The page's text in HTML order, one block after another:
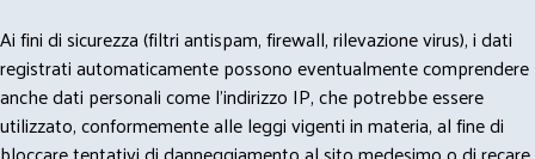
Ai fini di sicurezza (filtri antispam, firewall, rilevazione virus), i dati
registrati automaticamente possono eventualmente comprendere
anche dati personali come l'indirizzo IP, che potrebbe essere
utilizzato, conformemente alle leggi vigenti in materia, al fine di